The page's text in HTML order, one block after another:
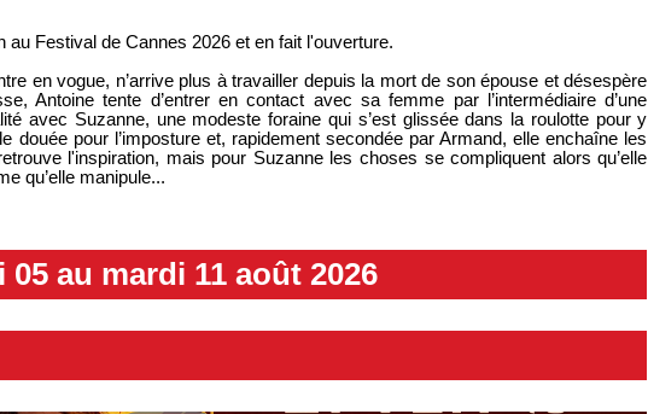
Festival de Cannes 2026 et en fait l'ouverture.
en vogue, n’arrive plus à travailler depuis la mort de son épouse et désespère
Antoine tente d’entrer en contact avec sa femme par l’intermédiaire d’une
avec Suzanne, une modeste foraine qui s’est glissée dans la roulotte pour y
douée pour l’imposture et, rapidement secondée par Armand, elle enchaîne les
l'inspiration, mais pour Suzanne les choses se compliquent alors qu’elle
qu’elle manipule...
au mardi 11 août 2026